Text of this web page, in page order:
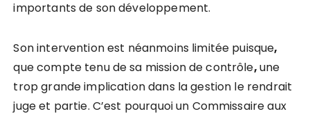
importants de son développement.
Son intervention est néanmoins limitée puisque,
que compte tenu de sa mission de contrôle,une
trop grande implication dans la gestion le rendrait
juge et partie. C’est pourquoi un Commissaire aux